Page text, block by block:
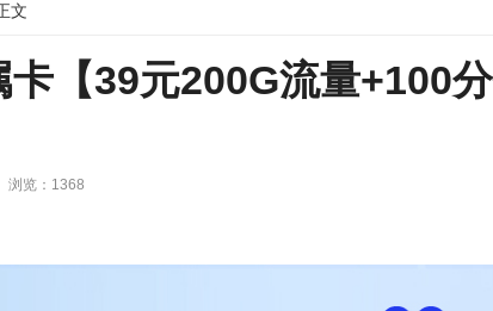
文
【39元200G流量+100
浏览：1368